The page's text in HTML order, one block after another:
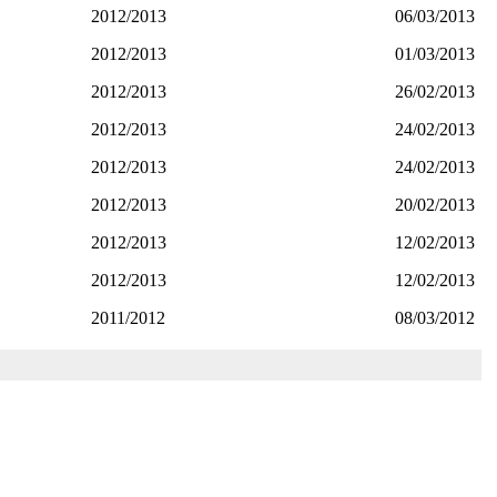
2012/2013
06/03/2013
2012/2013
01/03/2013
2012/2013
26/02/2013
2012/2013
24/02/2013
2012/2013
24/02/2013
2012/2013
20/02/2013
2012/2013
12/02/2013
2012/2013
12/02/2013
2011/2012 08/03/2012